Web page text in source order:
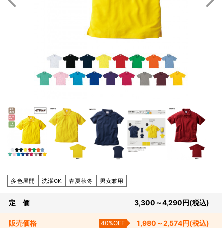
多色展開 洗濯OK 春夏秋冬 男女兼用
定 価 3,300～4,290 円(税込)
販売価格 40%OFF 1,980～2,574円(税込)